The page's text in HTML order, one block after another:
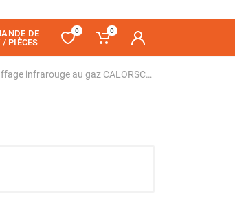
DE
/ PIÈCES
0 0
Chauffage infrarouge au gaz CALORSCHWANK 100 LL - SCHWANK